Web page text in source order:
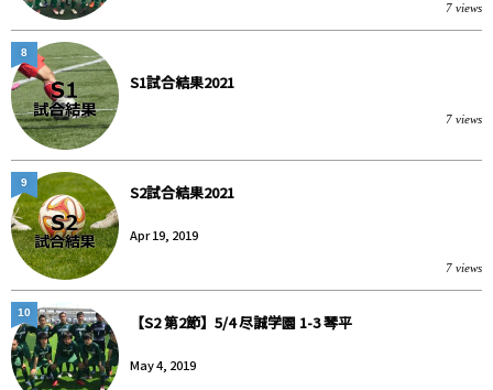
7 views
S1試合結果2021
7 views
8
S2試合結果2021
Apr 19, 2019
7 views
9
【S2 第2節】5/4 尽誠学園 1-3 琴平
May 4, 2019
10